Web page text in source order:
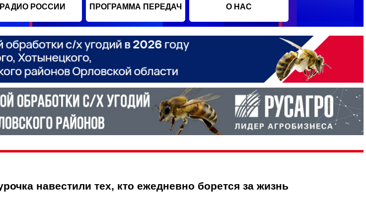
РАДИО РОССИИ ПРОГРАММА ПЕРЕДАЧ О НАС
навестили тех, кто ежедневно борется за жизнь